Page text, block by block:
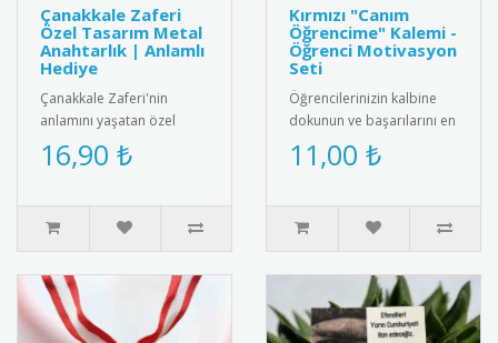
Çanakkale Zaferi
Özel Tasarım Metal
Anahtarlık | Anlamlı
Hediye
Çanakkale Zaferi'nin
anlamını yaşatan özel
tasarım metal anahtarlık.
Yüksek kaliteli paslanmaz
16,90 ₺
Kırmızı "Canım
Öğrencime" Kalemi -
Öğrenci Motivasyon
Seti
Öğrencilerinizin kalbine
dokunun ve başarılarını en
anlamlı şekilde takdir edin!
Canlı kırmızı rengi..
11,00 ₺